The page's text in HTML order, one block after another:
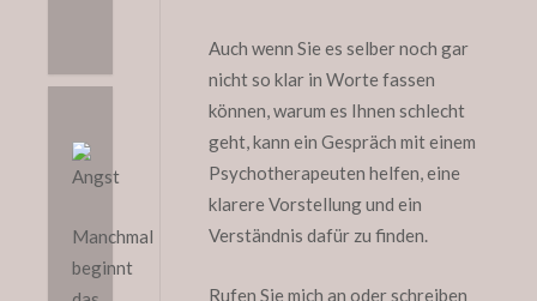
Manchmal
beginnt
Auch wenn Sie es selber noch gar
nicht so klar in Worte fassen
können, warum es Ihnen schlecht
geht, kann ein Gespräch mit einem
Psychotherapeuten helfen, eine
klarere Vorstellung und ein
Verständnis dafür zu finden.
Rufen Sie mich an oder schreiben